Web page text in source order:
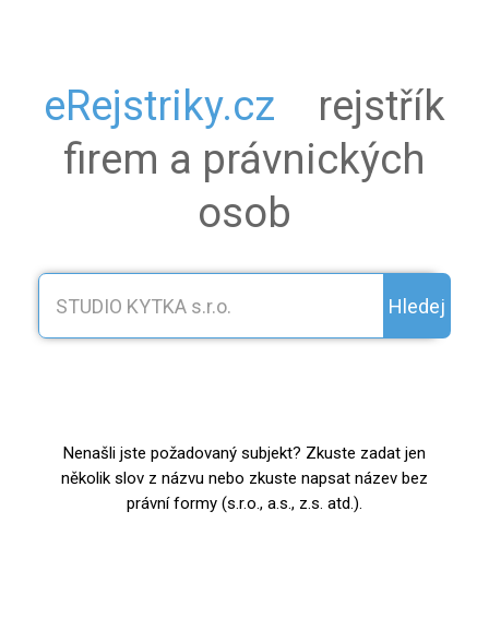
eRejstriky.cz
rejstřík
firem a právnických
osob
Hledej
Nenašli jste požadovaný subjekt? Zkuste zadat jen
několik slov z názvu nebo zkuste napsat název bez
právní formy (s.r.o., a.s., z.s. atd.).